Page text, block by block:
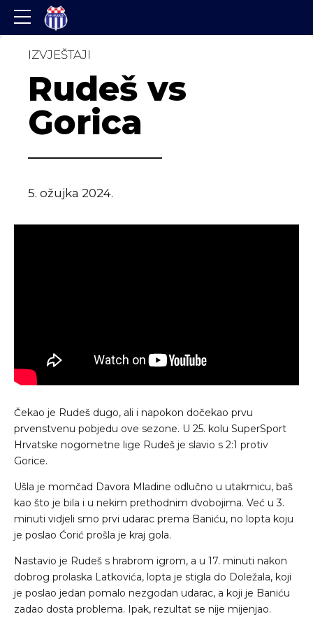
IZVJEŠTAJI
Rudeš vs
Gorica
5. ožujka 2024.
Čekao je Rudeš dugo, ali i napokon dočekao prvu
prvenstvenu pobjedu ove sezone. U 25. kolu SuperSport
Hrvatske nogometne lige Rudeš je slavio s 2:1 protiv
Gorice.
Ušla je momčad Davora Mladine odlučno u utakmicu, baš
kao što je bila i u nekim prethodnim dvobojima. Već u 3.
minuti vidjeli smo prvi udarac prema Baniću, no lopta koju
je poslao Ćorić prošla je kraj gola.
Nastavio je Rudeš s hrabrom igrom, a u 17. minuti nakon
dobrog prolaska Latkovića, lopta je stigla do Doležala, koji
je poslao jedan pomalo nezgodan udarac, a koji je Baniću
zadao dosta problema. Ipak, rezultat se nije mijenjao.